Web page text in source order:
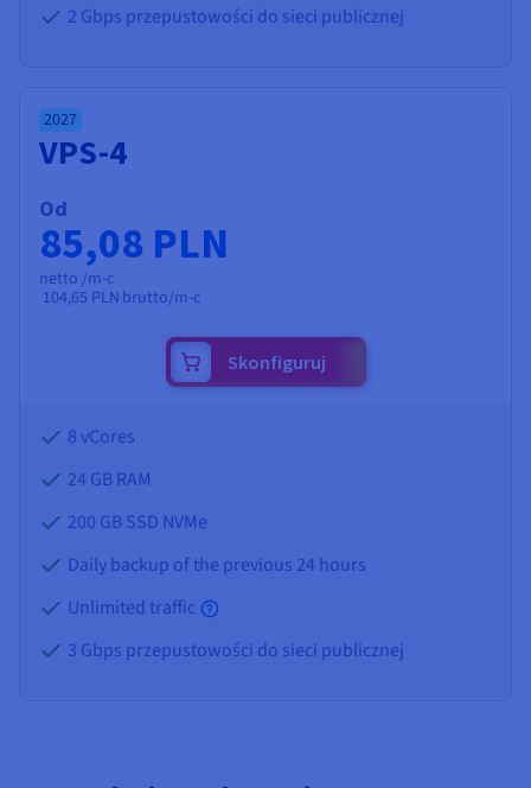
2 Gbps przepustowości do sieci publicznej
2027
VPS-4
Od
85,08 PLN
netto /m-c
104,65 PLN brutto/m-c
Skonfiguruj
8 vCores
24 GBRAM
200 GB SSD NVMe
Daily backup of the previous 24 hours
Unlimited traffic
3 Gbps przepustowości do sieci publicznej